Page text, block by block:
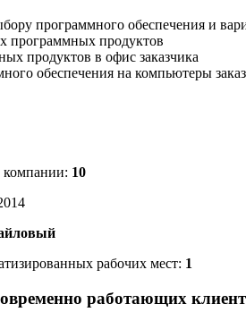
программного обеспечения и
программных продуктов
продуктов в офис заказчика
обеспечения на компьютеры
компании: 10
рабочих мест: 1
работающих